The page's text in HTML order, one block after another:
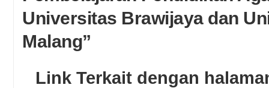
Universitas Brawijaya dan
Malang”
Link Terkait dengan